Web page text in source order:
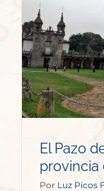
El Pazo
provincia
Por Luz Picos